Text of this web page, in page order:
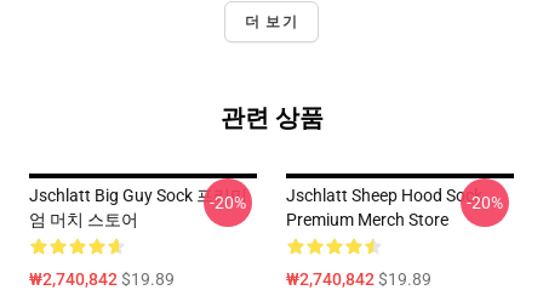
더 보기
관련 상품
Jschlatt Big Guy Sock 프리미
엄 머치 스토어
₩2,740,842$19.89
-20%
Jschlatt Sheep Hood Sock
Premium Merch Store
₩2,740,842$19.89
-20%